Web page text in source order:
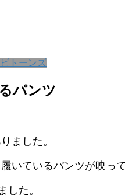
トーンズ
パンツ
ました。
いているパンツが映って
した。